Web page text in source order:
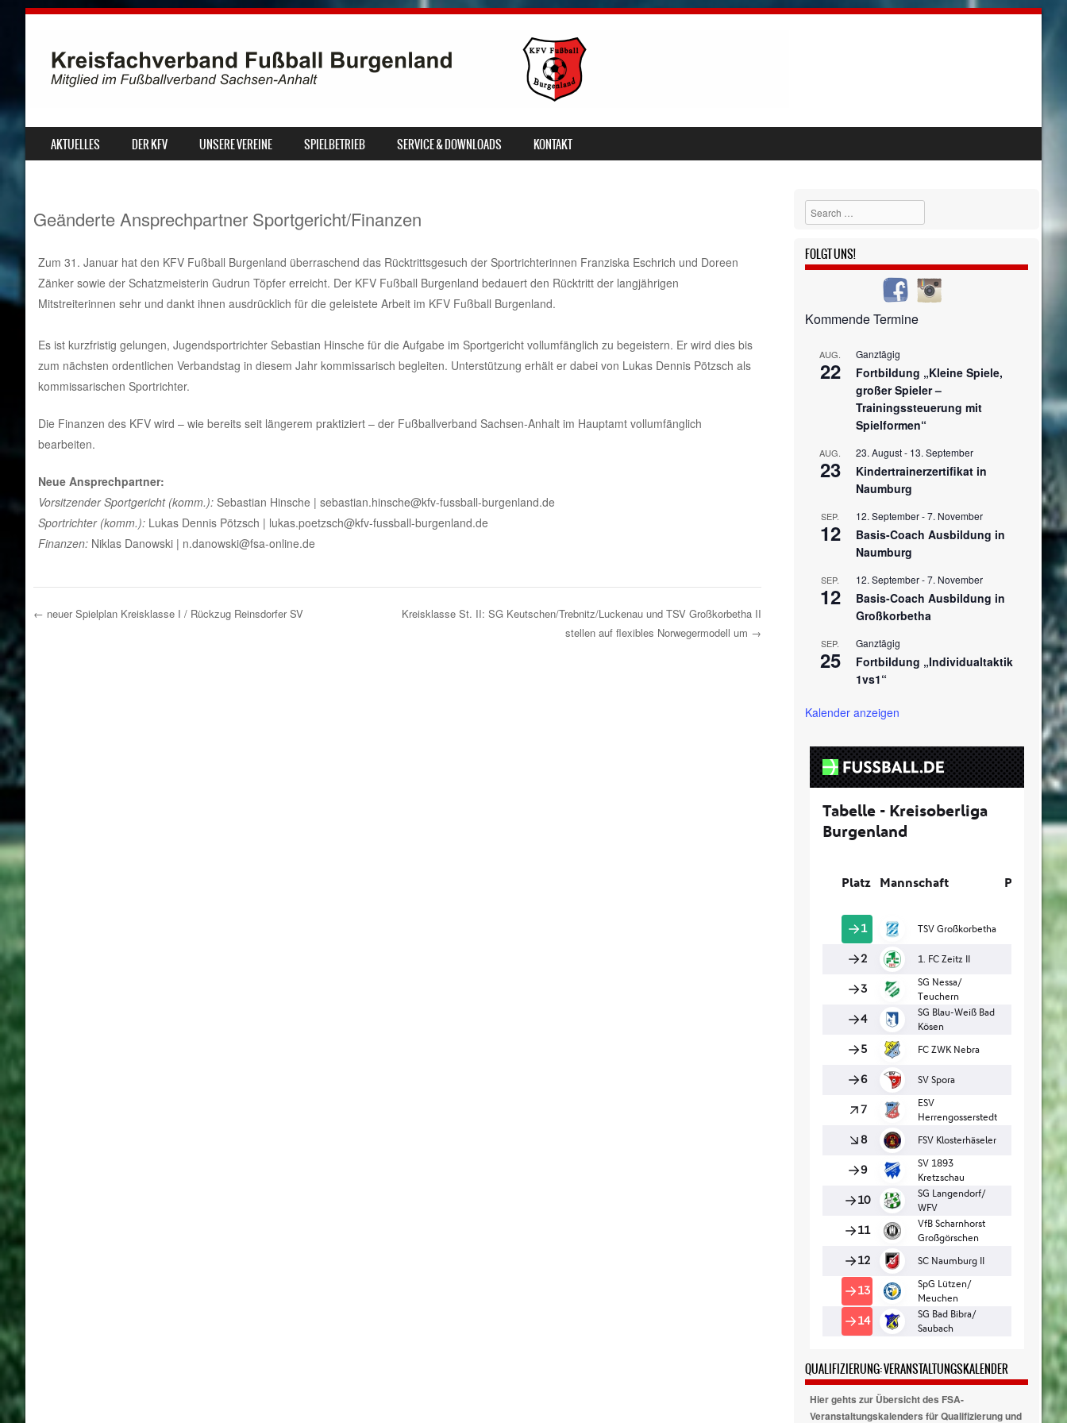
MENU
SKIP TO CONTENT
AKTUELLES DER KFV UNSERE VEREINE SPIELBETRIEB SERVICE & DOWNLOADS KONTAKT
Geänderte Ansprechpartner Sportgericht/Finanzen
Zum 31. Januar hat den KFV Fußball Burgenland überraschend das Rücktrittsgesuch der Sportrichterinnen Franziska Eschrich und Doreen
Zänker sowie der Schatzmeisterin Gudrun Töpfer erreicht. Der KFV Fußball Burgenland bedauert den Rücktritt der langjährigen
Mitstreiterinnen sehr und dankt ihnen ausdrücklich für die geleistete Arbeit im KFV Fußball Burgenland.
Es ist kurzfristig gelungen, Jugendsportrichter Sebastian Hinsche für die Aufgabe im Sportgericht vollumfänglich zu begeistern. Er wird dies bis
zum nächsten ordentlichen Verbandstag in diesem Jahr kommissarisch begleiten. Unterstützung erhält er dabei von Lukas Dennis Pötzsch als
kommissarischen Sportrichter.
Die Finanzen des KFV wird – wie bereits seit längerem praktiziert – der Fußballverband Sachsen-Anhalt im Hauptamt vollumfänglich
bearbeiten.
Neue Ansprechpartner:
Vorsitzender Sportgericht (komm.):Sebastian Hinsche | sebastian.hinsche@kfv-fussball-burgenland.de
Sportrichter (komm.):Lukas Dennis Pötzsch | lukas.poetzsch@kfv-fussball-burgenland.de
Finanzen:Niklas Danowski | n.danowski@fsa-online.de
← neuer Spielplan Kreisklasse I / Rückzug Reinsdorfer SV
Kreisklasse St. II: SG Keutschen/Trebnitz/Luckenau und TSV Großkorbetha II
stellen auf flexibles Norwegermodell um →
Search
FOLGT UNS!
Kommende Termine
AUG.
22
Ganztägig
Fortbildung „Kleine Spiele,
großer Spieler –
Trainingssteuerung mit
Spielformen“
AUG.
23
23. August- 13. September
Kindertrainerzertifikat in
Naumburg
SEP.
12
12. September-7. November
Basis-Coach Ausbildung in
Naumburg
SEP.
12
12. September-7. November
Basis-Coach Ausbildung in
Großkorbetha
SEP.
25
Ganztägig
Fortbildung „Individualtaktik
1vs1“
Kalender anzeigen
QUALIFIZIERUNG: VERANSTALTUNGSKALENDER
Hier gehts zur Übersicht des FSA-
Veranstaltungskalenders für Qualifizierung und